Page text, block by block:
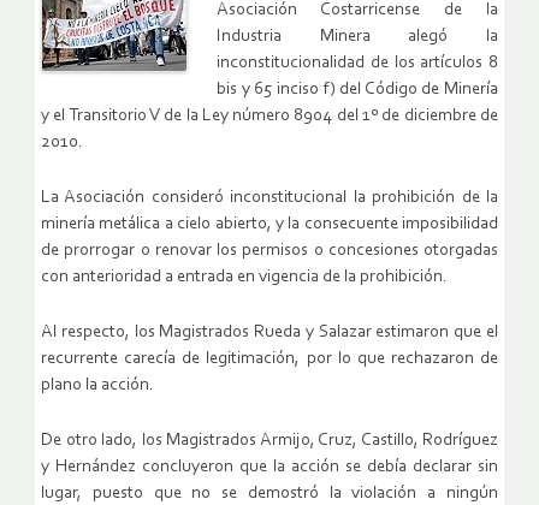
Asociación Costarricense de la
Industria Minera alegó la
inconstitucionalidad de los artículos 8
bis y 65 inciso f) del Código de Minería
y el Transitorio V de la Ley número 8904 del 1º de diciembre de
2010.
La Asociación consideró inconstitucional la prohibición de la
minería metálica a cielo abierto, y la consecuente imposibilidad
de prorrogar o renovar los permisos o concesiones otorgadas
con anterioridad a entrada en vigencia de la prohibición.
Al respecto, los Magistrados Rueda y Salazar estimaron que el
recurrente carecía de legitimación, por lo que rechazaron de
plano la acción.
De otro lado, los Magistrados Armijo, Cruz, Castillo, Rodríguez
y Hernández concluyeron que la acción se debía declarar sin
lugar, puesto que no se demostró la violación a ningún